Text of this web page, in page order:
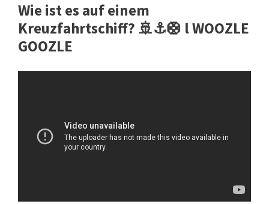
Wie ist es auf einem
Kreuzfahrtschiff? 🚢⚓️🛟 l WOOZLE
GOOZLE